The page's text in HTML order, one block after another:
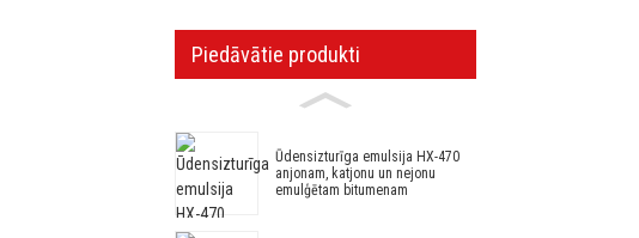
Piedāvātie produkti
Ūdensizturīga emulsija HX-470
anjonam, katjonu un nejonu
emulģētam bitumenam